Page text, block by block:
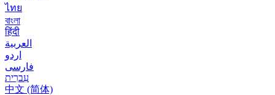
ไทย
বাংলা
हिंदी
العربية
اردو
فارسی
עִברִית
中文 (简体)